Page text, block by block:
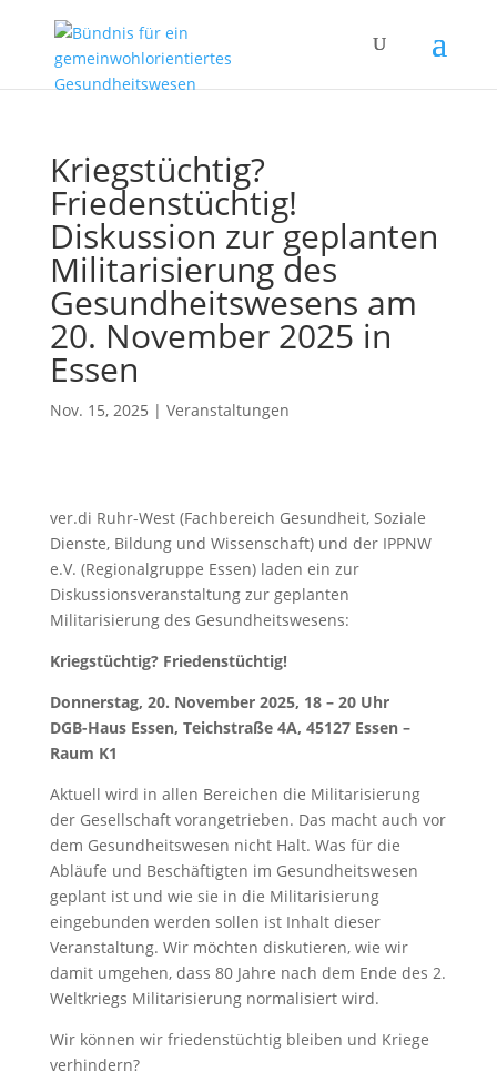
Kriegstüchtig?
Friedenstüchtig!
Diskussion zur geplanten
Militarisierung des
Gesundheitswesens am
20. November 2025 in
Essen
Nov. 15, 2025 | Veranstaltungen
ver.di Ruhr-West (Fachbereich Gesundheit, Soziale
Dienste, Bildung und Wissenschaft) und der IPPNW
e.V. (Regionalgruppe Essen) laden ein zur
Diskussionsveranstaltung zur geplanten
Militarisierung des Gesundheitswesens:
Kriegstüchtig? Friedenstüchtig!
Donnerstag, 20. November 2025, 18 – 20 Uhr
DGB-Haus Essen, Teichstraße 4A, 45127 Essen –
Raum K1
Aktuell wird in allen Bereichen die Militarisierung
der Gesellschaft vorangetrieben. Das macht auch vor
dem Gesundheitswesen nicht Halt. Was für die
Abläufe und Beschäftigten im Gesundheitswesen
geplant ist und wie sie in die Militarisierung
eingebunden werden sollen ist Inhalt dieser
Veranstaltung. Wir möchten diskutieren, wie wir
damit umgehen, dass 80 Jahre nach dem Ende des 2.
Weltkriegs Militarisierung normalisiert wird.
Wir können wir friedenstüchtig bleiben und Kriege
verhindern?